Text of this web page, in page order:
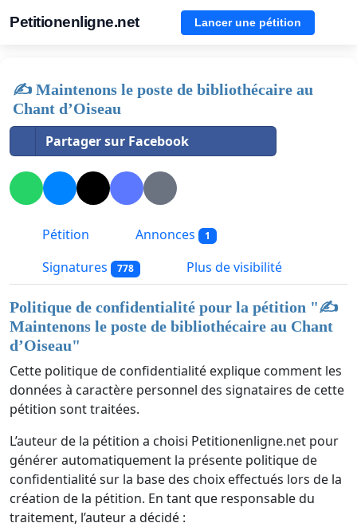
Petitionenligne.net Lancer une pétition
✍️ Maintenons le poste de bibliothécaire au
Chant d’Oiseau
Partager sur Facebook
Pétition Annonces 1
Signatures 778 Plus de visibilité
Politique de confidentialité pour la pétition "✍️
Maintenons le poste de bibliothécaire au Chant
d’Oiseau"
Cette politique de confidentialité explique comment les
données à caractère personnel des signataires de cette
pétition sont traitées.
L’auteur de la pétition a choisi Petitionenligne.net pour
générer automatiquement la présente politique de
confidentialité sur la base des choix effectués lors de la
création de la pétition. En tant que responsable du
traitement, l’auteur a décidé :